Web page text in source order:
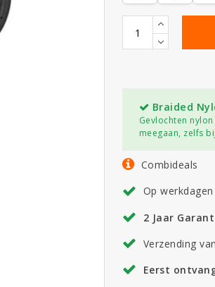
Braided
Gevlochten
meegaan, zelfs
Combideals
Op
2 Jaar
Verzending
Eerst